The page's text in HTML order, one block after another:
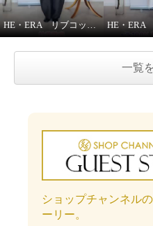
HE・ERA リブコットンインナー 3枚セット
一覧
ショップチャンネル
ーリー。